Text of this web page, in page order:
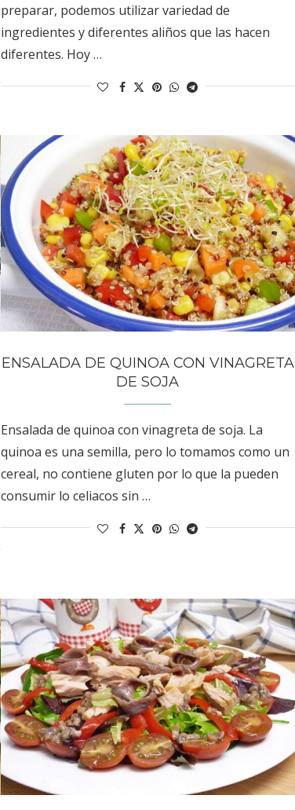
preparar, podemos utilizar variedad de
ingredientes y diferentes aliños que las hacen
diferentes. Hoy …
ENSALADA DE QUINOA CON VINAGRETA
DE SOJA
Ensalada de quinoa con vinagreta de soja. La
quinoa es una semilla, pero lo tomamos como un
cereal, no contiene gluten por lo que la pueden
consumir lo celiacos sin …